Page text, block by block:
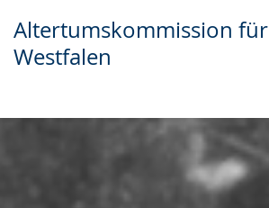
Transkript anzeigen
Altertumskommission für
Westfalen